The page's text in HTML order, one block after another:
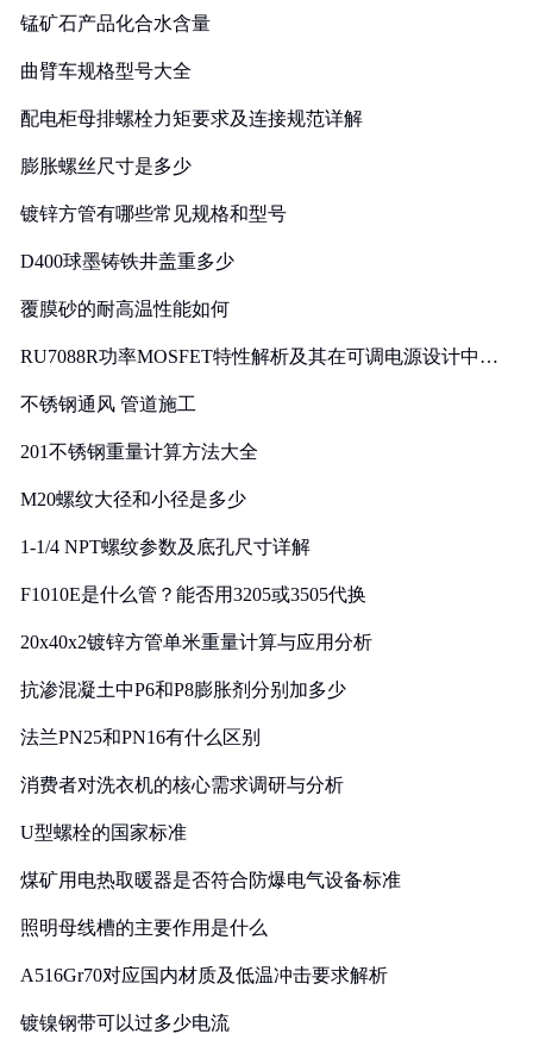
锰矿石产品化合水含量
曲臂车规格型号大全
配电柜母排螺栓力矩要求及连接规范详解
膨胀螺丝尺寸是多少
镀锌方管有哪些常见规格和型号
D400球墨铸铁井盖重多少
覆膜砂的耐高温性能如何
RU7088R功率MOSFET特性解析及其在可调电源设计中的
不锈钢通风 管道施工
201不锈钢重量计算方法大全
M20螺纹大径和小径是多少
1-1/4 NPT螺纹参数及底孔尺寸详解
F1010E是什么管？能否用3205或3505代换
20x40x2镀锌方管单米重量计算与应用分析
抗渗混凝土中P6和P8膨胀剂分别加多少
法兰PN25和PN16有什么区别
消费者对洗衣机的核心需求调研与分析
U型螺栓的国家标准
煤矿用电热取暖器是否符合防爆电气设备标准
照明母线槽的主要作用是什么
A516Gr70对应国内材质及低温冲击要求解析
镀镍钢带可以过多少电流